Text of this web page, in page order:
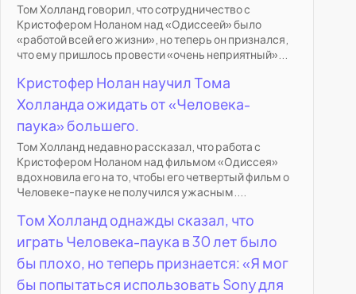
Том Холланд говорил, что сотрудничество с
Кристофером Ноланом над «Одиссеей» было
«работой всей его жизни», но теперь он признался,
что ему пришлось провести «очень неприятный»...
Кристофер Нолан научил Тома
Холланда ожидать от «Человека-
паука» большего.
Том Холланд недавно рассказал, что работа с
Кристофером Ноланом над фильмом «Одиссея»
вдохновила его на то, чтобы его четвертый фильм о
Человеке-пауке не получился ужасным....
Том Холланд однажды сказал, что
играть Человека-паука в 30 лет было
бы плохо, но теперь признается: «Я мог
бы попытаться использовать Sony для